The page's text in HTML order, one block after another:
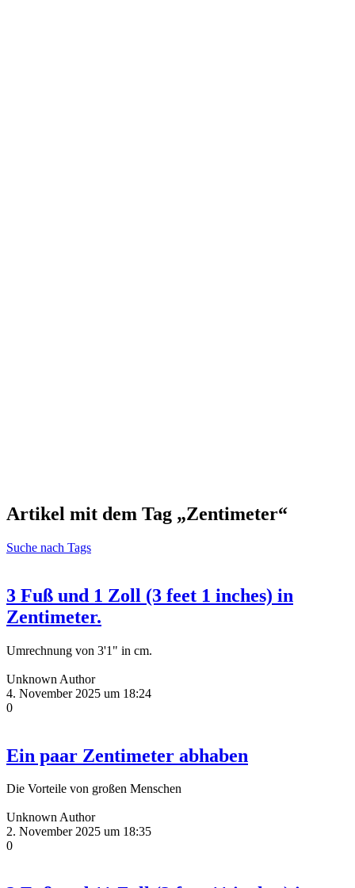
Artikel mit dem Tag „Zentimeter“
Suche nach Tags
3 Fuß und 1 Zoll (3 feet 1 inches) in
Zentimeter.
Umrechnung von 3'1" in cm.
Unknown Author
4. November 2025 um 18:24
0
Ein paar Zentimeter abhaben
Die Vorteile von großen Menschen
Unknown Author
2. November 2025 um 18:35
0